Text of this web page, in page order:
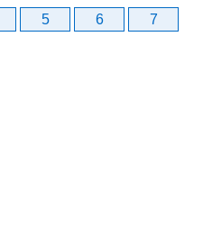
5 6 7